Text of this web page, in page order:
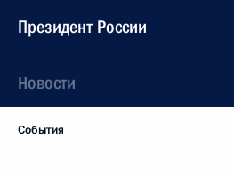
Президент России
Новости
События